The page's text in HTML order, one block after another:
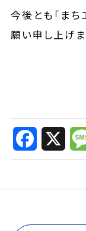
今後とも「まち
願い申し上げま
F
c
e
o
X